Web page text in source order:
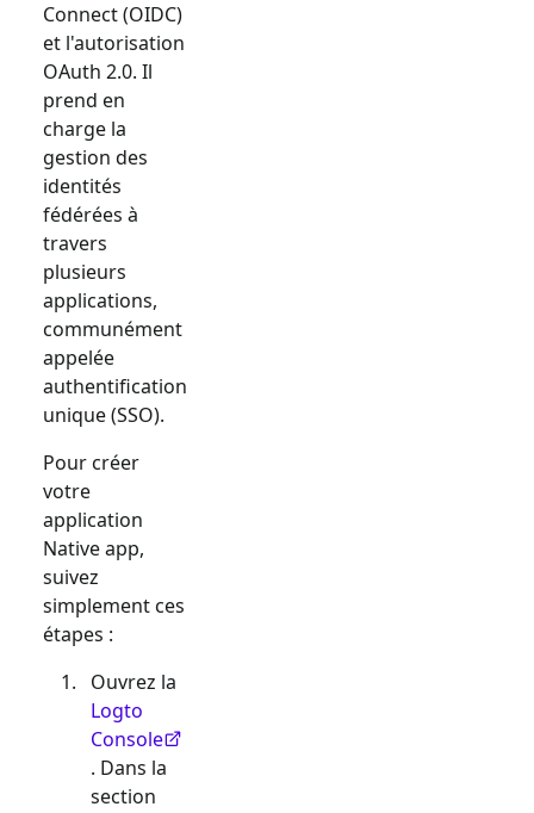
Connect (OIDC)
et l'autorisation
OAuth 2.0. Il
prend en
charge la
gestion des
identités
fédérées à
travers
plusieurs
applications,
communément
appelée
authentification
unique (SSO).
Pour créer
votre
application
Native app,
suivez
simplement ces
étapes :
Ouvrez la
Logto
Console
. Dans la
section